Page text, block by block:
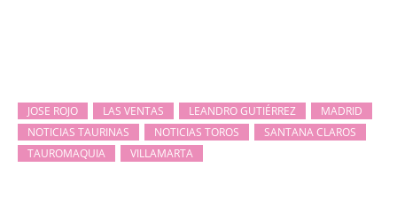
JOSE ROJO LAS VENTAS LEANDRO GUTIÉRREZ
MADRID
NOTICIAS TAURINAS
NOTICIAS TOROS
SANTANA CLAROS
TAUROMAQUIA
VILLAMARTA